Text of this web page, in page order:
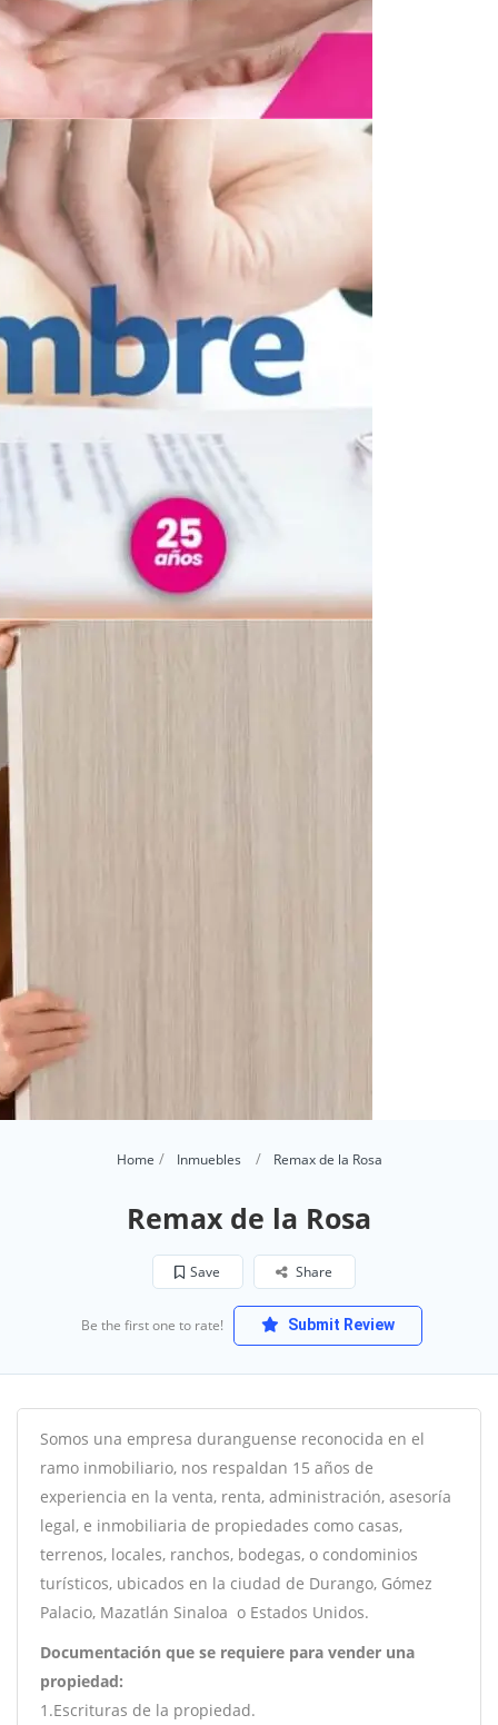
Home Inmuebles Remax de la Rosa
Remax de la Rosa
Save Share
Be the first one to rate! Submit Review
Somos una empresa duranguense reconocida en el
ramo inmobiliario, nos respaldan 15 años de
experiencia en la venta, renta, administración, asesoría
legal, e inmobiliaria de propiedades como casas,
terrenos, locales, ranchos, bodegas, o condominios
turísticos, ubicados en la ciudad de Durango, Gómez
Palacio, Mazatlán Sinaloa o Estados Unidos.
Documentación que se requiere para vender una
propiedad:
1.Escrituras de la propiedad.